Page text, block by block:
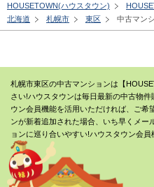
HOUSETOWN(ハウスタウン)
北海道
札幌市 東区 中古マン
札幌市東区の中古マンションは【
さい!ハウスタウンは毎日最新の中古物
ウン会員機能を活用いただければ、ご希
ンが新着追加された場合、いち早くメー
ョンに巡り合いやすい!ハウスタウン会